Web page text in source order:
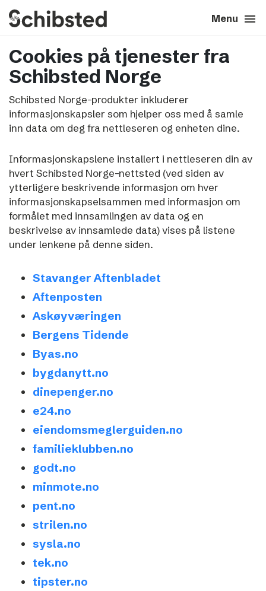
Menu menu
search Close close
About
Tech & AI
expand_more
Our brands
expand_more
Press & News
Contact
Cookies på tjenester fra
Schibsted Norge
Schibsted Norge-produkter inkluderer
informasjonskapsler som hjelper oss med å samle
inn data om deg fra nettleseren og enheten dine.
Informasjonskapslene installert i nettleseren din av
hvert Schibsted Norge-nettsted (ved siden av
ytterligere beskrivende informasjon om hver
informasjonskapselsammen med informasjon om
formålet med innsamlingen av data og en
beskrivelse av innsamlede data) vises på listene
under lenkene på denne siden.
Stavanger Aftenbladet
Aftenposten
Askøyværingen
Bergens Tidende
Byas.no
bygdanytt.no
dinepenger.no
e24.no
eiendomsmeglerguiden.no
familieklubben.no
godt.no
minmote.no
pent.no
strilen.no
sysla.no
tek.no
tipster.no